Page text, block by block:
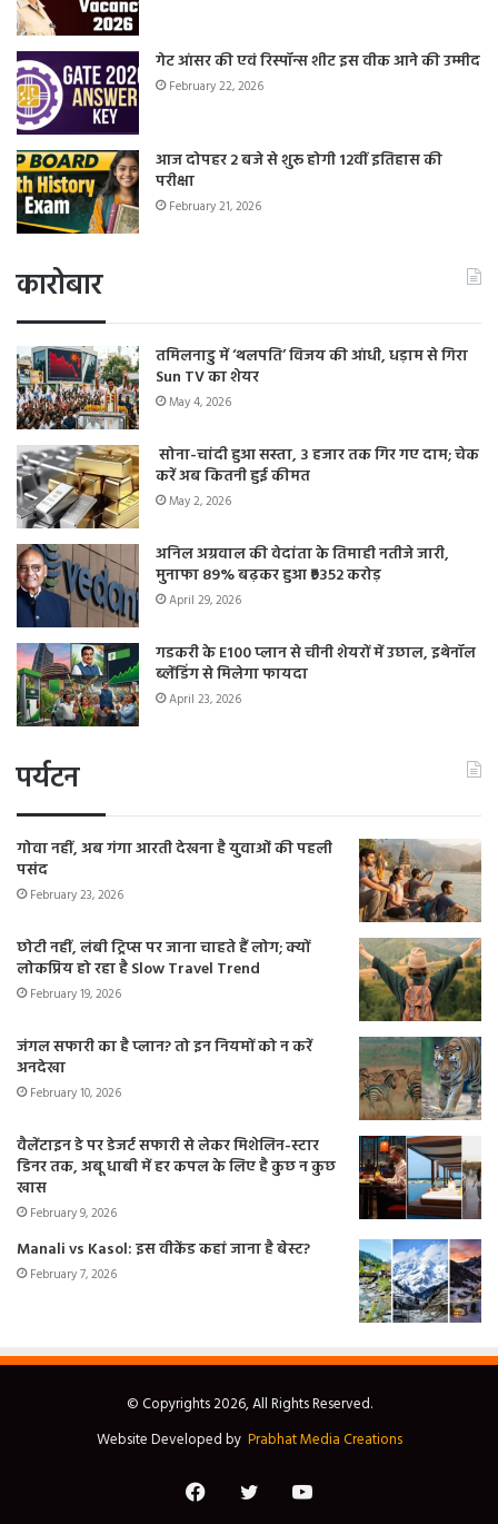
गेट आंसर की एवं रिस्पॉन्स शीट इस वीक आने की उम्मीद
February 22, 2026
आज दोपहर 2 बजे से शुरू होगी 12वीं इतिहास की
परीक्षा
February 21, 2026
कारोबार
तमिलनाडु में ‘थलपति’ विजय की आंधी, धड़ाम से गिरा
Sun TV का शेयर
May 4, 2026
सोना-चांदी हुआ सस्ता, 3 हजार तक गिर गए दाम; चेक
करें अब कितनी हुई कीमत
May 2, 2026
अनिल अग्रवाल की वेदांता के तिमाही नतीजे जारी,
मुनाफा 89% बढ़कर हुआ ₹9352 करोड़
April 29, 2026
गडकरी के E100 प्लान से चीनी शेयरों में उछाल, इथेनॉल
ब्लेंडिंग से मिलेगा फायदा
April 23, 2026
पर्यटन
गोवा नहीं, अब गंगा आरती देखना है युवाओं की पहली
पसंद
February 23, 2026
छोटी नहीं, लंबी ट्रिप्स पर जाना चाहते हैं लोग; क्यों
लोकप्रिय हो रहा है Slow Travel Trend
February 19, 2026
जंगल सफारी का है प्लान? तो इन नियमों को न करें
अनदेखा
February 10, 2026
वैलेंटाइन डे पर डेजर्ट सफारी से लेकर मिशेलिन-स्टार
डिनर तक, अबू धाबी में हर कपल के लिए है कुछ न कुछ
खास
February 9, 2026
Manali vs Kasol: इस वीकेंड कहां जाना है बेस्ट?
February 7, 2026
© Copyrights 2026, All Rights Reserved.
Website Developed by Prabhat Media Creations
FacebookTwitterYouTube